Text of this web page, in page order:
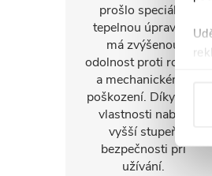
prošlo speciální
tepelnou úpravou,
má zvýšenou
odolnost proti rozbití
a mechanickému
poškození. Díky této
vlastnosti nabízí
vyšší stupeň
bezpečnosti při
užívání.